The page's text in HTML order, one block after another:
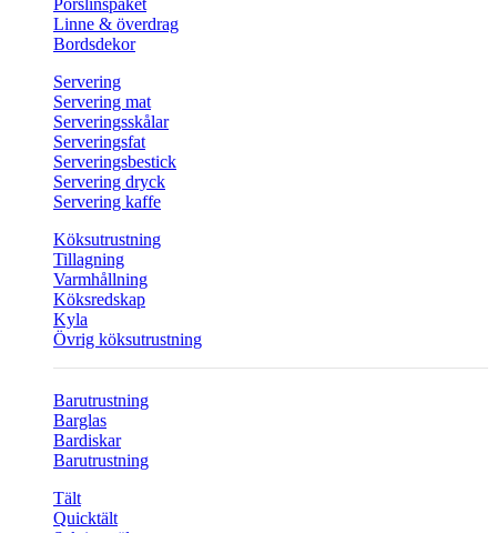
Porslinspaket
Linne & överdrag
Bordsdekor
Servering
Servering mat
Serveringsskålar
Serveringsfat
Serveringsbestick
Servering dryck
Servering kaffe
Köksutrustning
Tillagning
Varmhållning
Köksredskap
Kyla
Övrig köksutrustning
Barutrustning
Barglas
Bardiskar
Barutrustning
Tält
Quicktält